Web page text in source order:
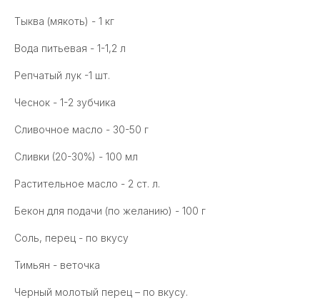
Тыква (мякоть) - 1 кг
Вода питьевая - 1-1,2 л
Репчатый лук -1 шт.
Чеснок - 1-2 зубчика
Сливочное масло - 30-50 г
Сливки (20-30%) - 100 мл
Растительное масло - 2 ст. л.
Бекон для подачи (по желанию) - 100 г
Соль, перец - по вкусу
Тимьян - веточка
Черный молотый перец – по вкусу.